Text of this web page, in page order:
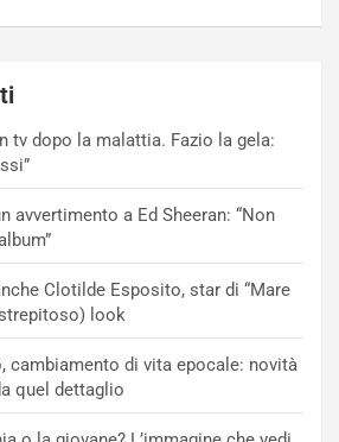
tv dopo la malattia. Fazio la gela:
avvertimento a Ed Sheeran: “Non
Clotilde Esposito, star di “Mare
look
cambiamento di vita epocale: novità
quel dettaglio